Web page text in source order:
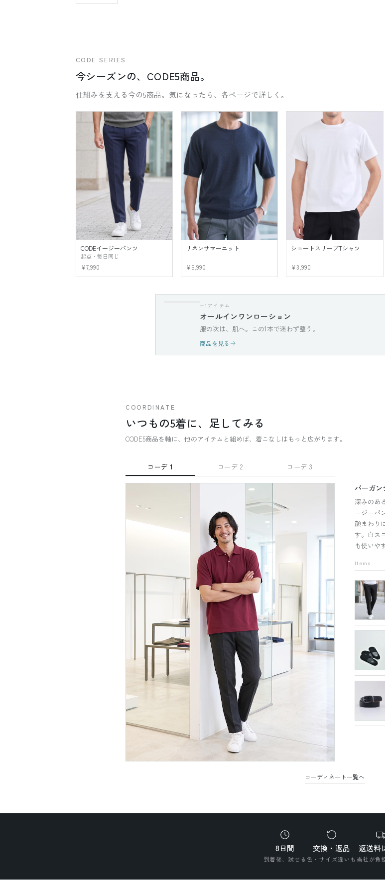
CODE SERIES
今シーズンの、CODE5商品。
仕組みを支える今の5商品。気になったら、各ページで詳しく。
CODEイージーパンツ
起点・毎日同じ
¥7,990
リネンサマーニット
¥5,990
ショートスリーブTシャツ
¥3,990
+1アイテム
オールインワンローション
服の次は、肌へ。この1本で迷わず整う。
商品を見る
COORDINATE
いつもの5着に、足してみる
CODE5商品を軸に、他のアイテムと組めば、着こなしはもっと広がります。
コーデ 1 コーデ 2 コーデ 3
バーガ
深みのあ
ージーパ
顔まわり
す。白ス
も使いや
Items
コーディネート一覧へ
8日間
到着後、試せる
交換・返品
色・サイズ違いも
返送料
当社が負